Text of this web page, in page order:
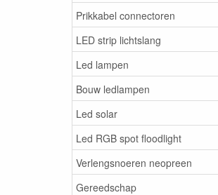
Prikkabel connectoren
LED strip lichtslang
Led lampen
Bouw ledlampen
Led solar
Led RGB spot floodlight
Verlengsnoeren neopreen
Gereedschap